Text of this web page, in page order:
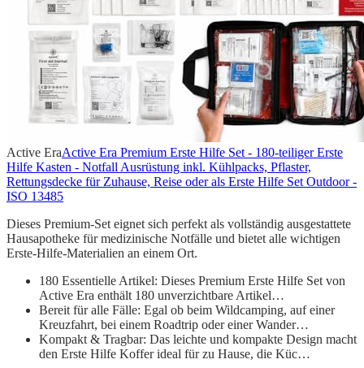
Active EraActive Era Premium Erste Hilfe Set - 180-teiliger Erste
Hilfe Kasten - Notfall Ausrüstung inkl. Kühlpacks, Pflaster,
Rettungsdecke für Zuhause, Reise oder als Erste Hilfe Set Outdoor -
ISO 13485
Dieses Premium-Set eignet sich perfekt als vollständig ausgestattete
Hausapotheke für medizinische Notfälle und bietet alle wichtigen
Erste-Hilfe-Materialien an einem Ort.
180 Essentielle Artikel: Dieses Premium Erste Hilfe Set von
Active Era enthält 180 unverzichtbare Artikel…
Bereit für alle Fälle: Egal ob beim Wildcamping, auf einer
Kreuzfahrt, bei einem Roadtrip oder einer Wander…
Kompakt & Tragbar: Das leichte und kompakte Design macht
den Erste Hilfe Koffer ideal für zu Hause, die Küc…